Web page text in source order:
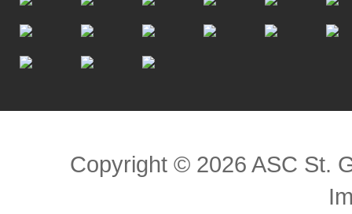
Copyright © 2026 ASC St.